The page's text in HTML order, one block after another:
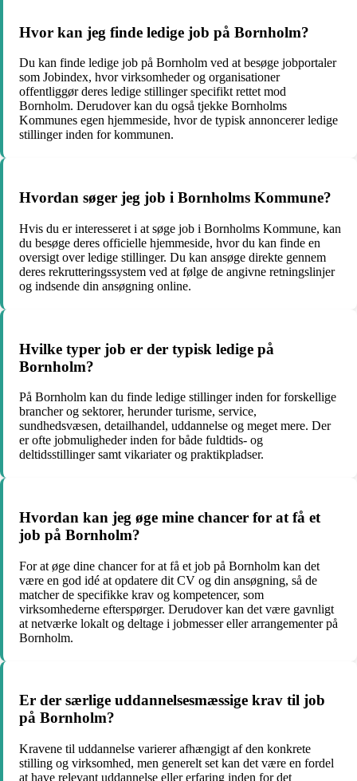
Hvor kan jeg finde ledige job på Bornholm?
Du kan finde ledige job på Bornholm ved at besøge jobportaler
som Jobindex, hvor virksomheder og organisationer
offentliggør deres ledige stillinger specifikt rettet mod
Bornholm. Derudover kan du også tjekke Bornholms
Kommunes egen hjemmeside, hvor de typisk annoncerer ledige
stillinger inden for kommunen.
Hvordan søger jeg job i Bornholms Kommune?
Hvis du er interesseret i at søge job i Bornholms Kommune, kan
du besøge deres officielle hjemmeside, hvor du kan finde en
oversigt over ledige stillinger. Du kan ansøge direkte gennem
deres rekrutteringssystem ved at følge de angivne retningslinjer
og indsende din ansøgning online.
Hvilke typer job er der typisk ledige på
Bornholm?
På Bornholm kan du finde ledige stillinger inden for forskellige
brancher og sektorer, herunder turisme, service,
sundhedsvæsen, detailhandel, uddannelse og meget mere. Der
er ofte jobmuligheder inden for både fuldtids- og
deltidsstillinger samt vikariater og praktikpladser.
Hvordan kan jeg øge mine chancer for at få et
job på Bornholm?
For at øge dine chancer for at få et job på Bornholm kan det
være en god idé at opdatere dit CV og din ansøgning, så de
matcher de specifikke krav og kompetencer, som
virksomhederne efterspørger. Derudover kan det være gavnligt
at netværke lokalt og deltage i jobmesser eller arrangementer på
Bornholm.
Er der særlige uddannelsesmæssige krav til job
på Bornholm?
Kravene til uddannelse varierer afhængigt af den konkrete
stilling og virksomhed, men generelt set kan det være en fordel
at have relevant uddannelse eller erfaring inden for det